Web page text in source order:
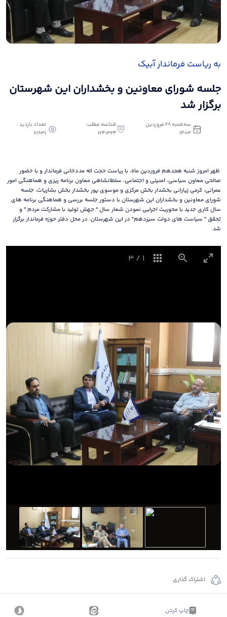
به ریاست فرماندار آبیک
جلسه شورای معاونین و بخشداران این شهرستان
برگزار شد
سه‌شنبه 28 فروردین
1403
شناسه مطلب:
1241324
تعداد بازدید :
71831
ظهر امروز شنبه هجدهم فروردین ماه، با ریاست حجت اله مددخانی فرماندار و با حضور
صالحی معاون سیاسی، امنیتی و اجتماعی، سلطانشاهی معاون برنامه ریزی و هماهنگی امور
عمرانی، کرمی زیارانی بخشدار بخش مرکزی و موسوی پور بخشدار بخش بشاریات، جلسه
شورای معاونین و بخشداران این شهرستان با دستور جلسه بررسی و هماهنگی برنامه های
سال کاری جدید با محوریت اجرایی نمودن شعار سال " جهش تولید با مشارکت مردم " و
تحقق " سیاست های دولت سیزدهم" در این شهرستان، در محل دفتر حوزه فرماندار برگزار
شد.
1
/
3
اشتراک گذاری
چاپ کردن